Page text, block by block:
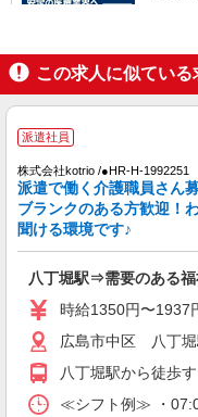
広
キープ
株式会社kotrio /●HR-H-
八丁堀
＊資格
時
広
キープ
派遣社員
株式会社kotrio /●HR-H-
八丁堀
この求人に似ている
派遣社員
株式会社kotrio /●HR-H-1992251
派遣で働く介護職員さん
ブランクのある方歓迎！
聞ける環境です♪
八丁堀駅⇒需要のある福
時給1350円〜1937
広島市中区 八丁堀
八丁堀駅から徒歩
≪シフト例≫ ・